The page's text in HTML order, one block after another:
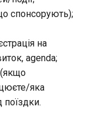
спонсорують);
на
agenda;
(якщо
яка
поїздки.